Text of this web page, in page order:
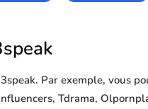
Par exemple, vous
Tdrama,